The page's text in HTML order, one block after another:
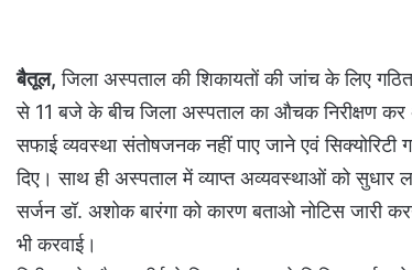
बैतूल, जिला अस्पताल की शिकायतों की जांच के लिए
से 11 बजे के बीच जिला अस्पताल का औचक निरीक्षण कर
सफाई व्यवस्था संतोषजनक नहीं पाए जाने एवं सिक्योरिटी
दिए। साथ ही अस्पताल में व्याप्त अव्यवस्थाओं को सुधार
सर्जन डॉ. अशोक बारंगा को कारण बताओ नोटिस जारी
भी करवाई।